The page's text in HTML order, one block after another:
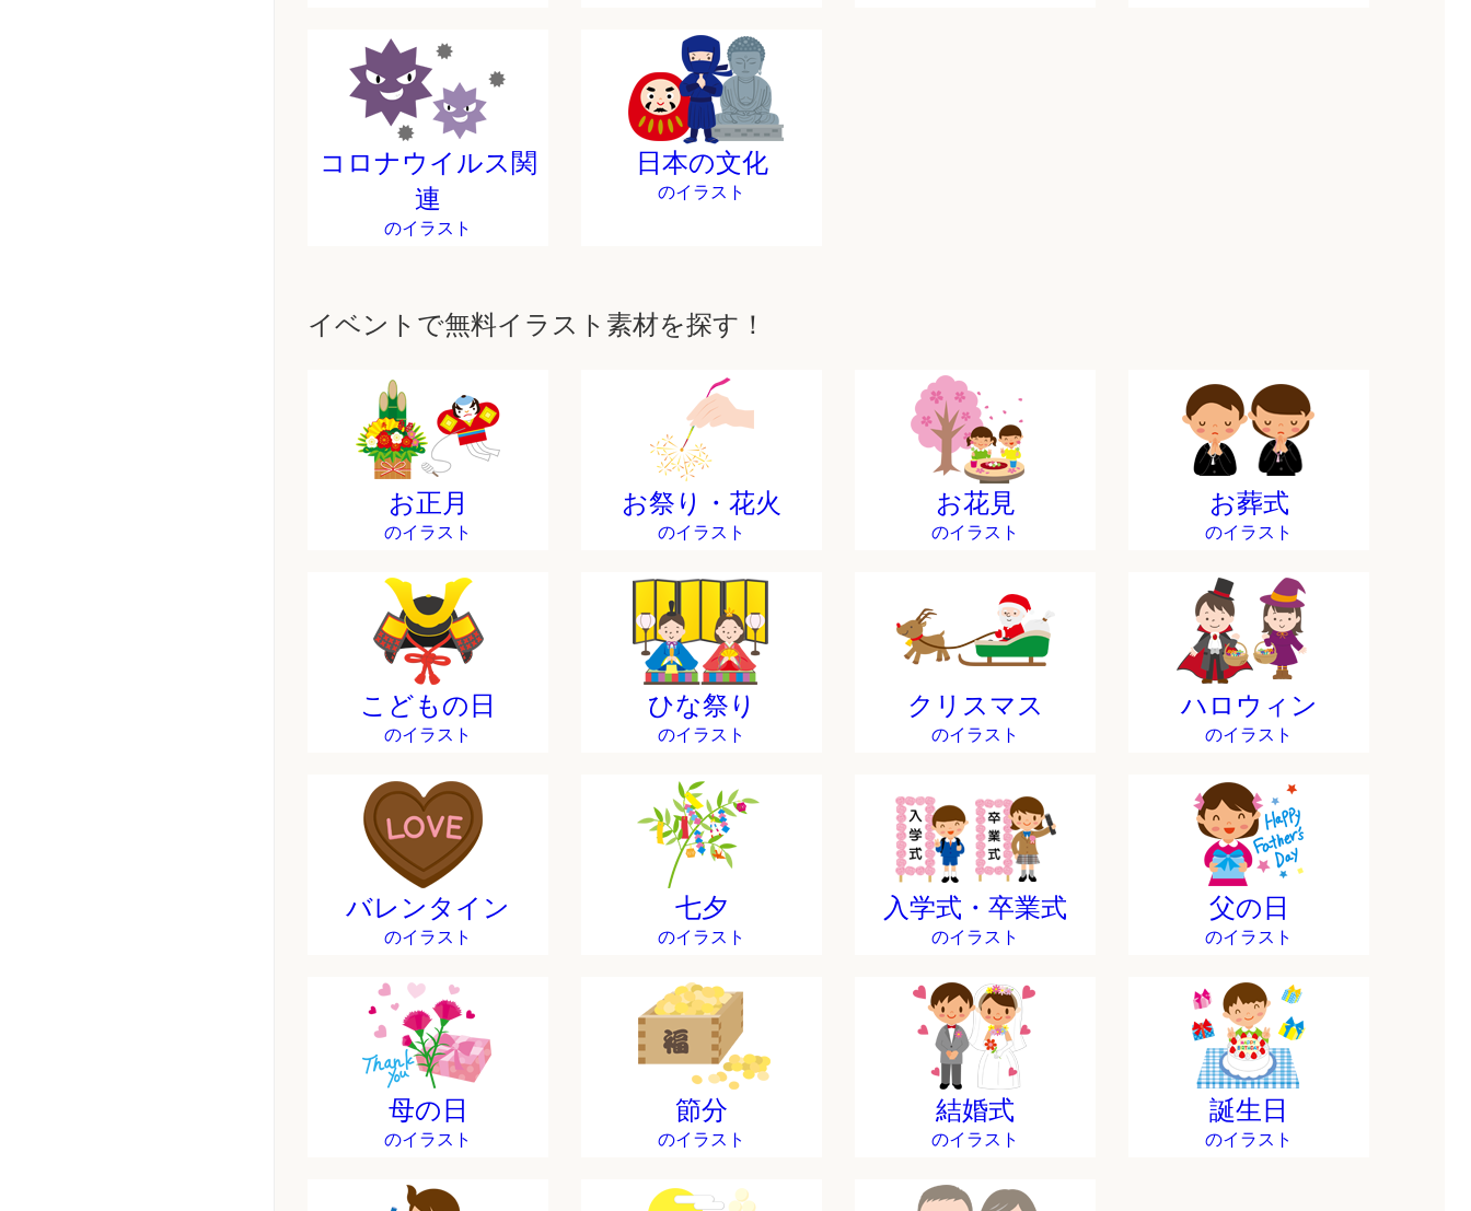
コロナウイルス関
連
のイラスト
日本の文化
のイラスト
イベントで無料イラスト素材を探す！
お正月
のイラスト
お祭り・花火
のイラスト
お花見
のイラスト
お葬式
のイラスト
こどもの日
のイラスト
ひな祭り
のイラスト
クリスマス
のイラスト
ハロウィン
のイラスト
バレンタイン
のイラスト
七夕
のイラスト
入学式・卒業式
のイラスト
父の日
のイラスト
母の日
のイラスト
節分
のイラスト
結婚式
のイラスト
誕生日
のイラスト